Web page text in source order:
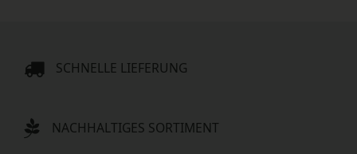
SCHNELLE LIEFERUNG
NACHHALTIGES SORTIMENT